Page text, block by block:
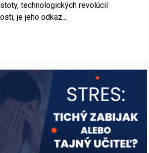
technologických revolúcií
je jeho odkaz...